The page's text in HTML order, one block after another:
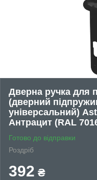
Дверна ручка для
(дверний
універсальний)
Антрацит (RAL
Готово до відправки
Роздріб
392 ₴